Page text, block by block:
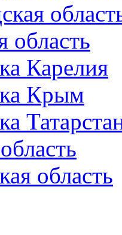
область
Карелия
Крым
область